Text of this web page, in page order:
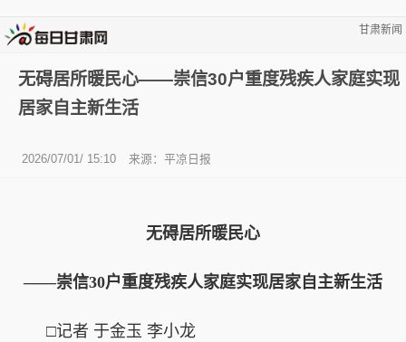
甘肃新闻
无碍居所暖民心——崇信30户重度残疾人家庭实现
居家自主新生活
2026/07/01/ 15:10 来源：平凉日报
无碍居所暖民心
——崇信30户重度残疾人家庭实现居家自主新生活
□记者 于金玉 李小龙